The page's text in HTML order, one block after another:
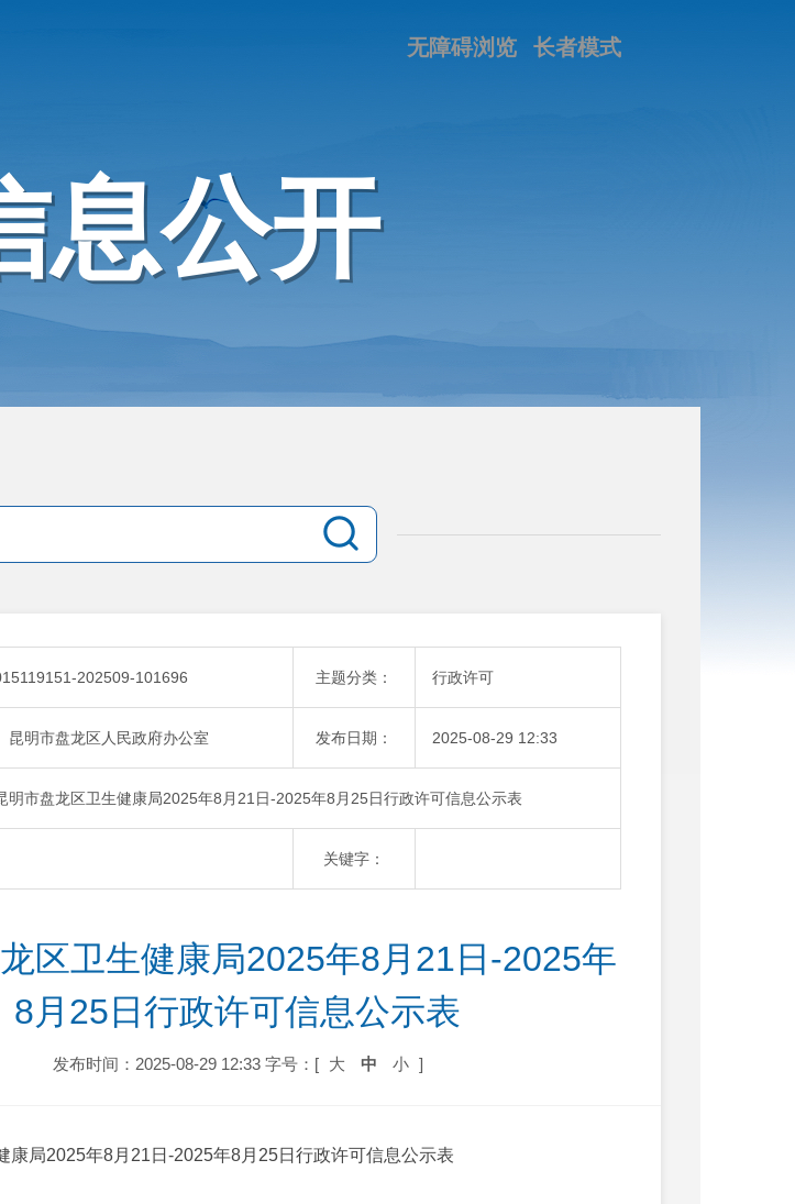
长者模式
无障碍浏览
息公开
202509-101696 主题分类： 行政许可
昆明市盘龙区人民政府办公室 发布日期： 2025-08-29 12:33
明市盘龙区卫生健康局2025年8月21日-2025年8月25日行政许可信息公示表
关键字：
区卫生健康局2025年8月21日-2025年
8月25日行政许可信息公示表
发布时间：2025-08-29 12:33 字号：[ 大 中 小 ]
康局2025年8月21日-2025年8月25日行政许可信息公示表